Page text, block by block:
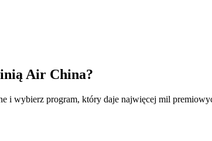
Air China?
i wybierz program, który daje najwięcej mil